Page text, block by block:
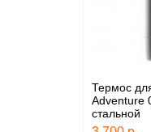
Термос
Adventure
стальной